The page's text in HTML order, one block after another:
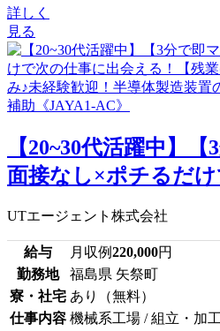
詳しく
見る
【20~30代活躍中】【
面接なし×ポチるだ
UTエージェント株式会社
給与 月収例220,000円
勤務地
福島県 矢祭町
寮・社宅 あり（無料）
仕事内容 機械系工場 / 組立・加